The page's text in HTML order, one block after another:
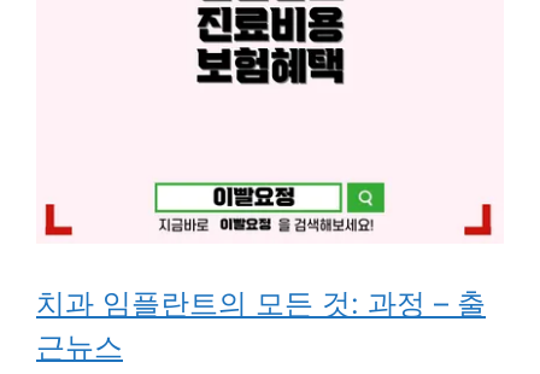
치과 임플란트의 모든 것: 과정 – 출
근뉴스